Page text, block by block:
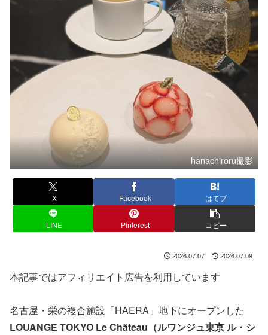
hanachiroru撮影
X Facebook はてブ
LINE Pinterest コピー
2026.07.07 2026.07.09
本記事ではアフィリエイト広告を利用しています
名古屋・栄の複合施設「HAERA」地下にオープンした
LOUANGE TOKYO Le Château（ルワンジュ東京 ル・シ